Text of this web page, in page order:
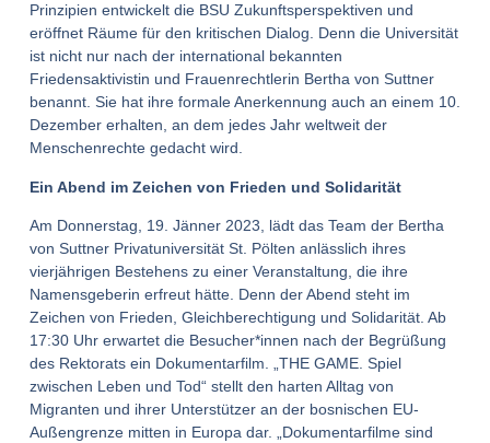
Prinzipien entwickelt die BSU Zukunftsperspektiven und
eröffnet Räume für den kritischen Dialog. Denn die Universität
ist nicht nur nach der international bekannten
Friedensaktivistin und Frauenrechtlerin Bertha von Suttner
benannt. Sie hat ihre formale Anerkennung auch an einem 10.
Dezember erhalten, an dem jedes Jahr weltweit der
Menschenrechte gedacht wird.
Ein Abend im Zeichen von Frieden und Solidarität
Am Donnerstag, 19. Jänner 2023, lädt das Team der Bertha
von Suttner Privatuniversität St. Pölten anlässlich ihres
vierjährigen Bestehens zu einer Veranstaltung, die ihre
Namensgeberin erfreut hätte. Denn der Abend steht im
Zeichen von Frieden, Gleichberechtigung und Solidarität. Ab
17:30 Uhr erwartet die Besucher*innen nach der Begrüßung
des Rektorats ein Dokumentarfilm. „THE GAME. Spiel
zwischen Leben und Tod“ stellt den harten Alltag von
Migranten und ihrer Unterstützer an der bosnischen EU-
Außengrenze mitten in Europa dar. „Dokumentarfilme sind